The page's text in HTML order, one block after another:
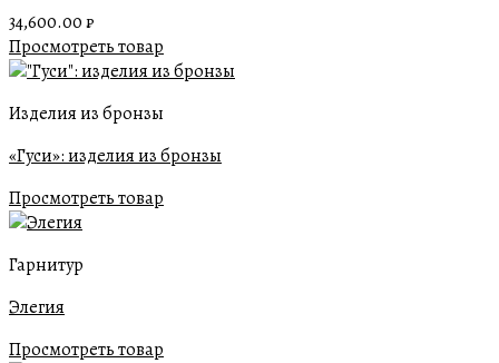
34,600.00₽
Просмотреть товар
Изделия из бронзы
«Гуси»: изделия из бронзы
Просмотреть товар
Гарнитур
Элегия
Просмотреть товар